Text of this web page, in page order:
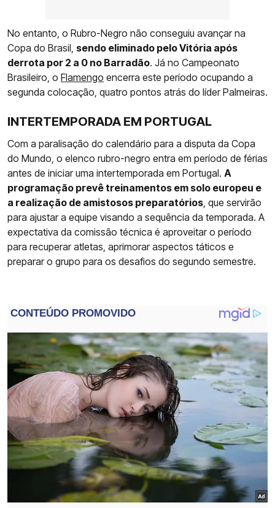
No entanto, o Rubro-Negro não conseguiu avançar na
Copa do Brasil, sendo eliminado pelo Vitória após
derrota por 2 a 0 no Barradão. Já no Campeonato
Brasileiro, o Flamengo encerra este período ocupando a
segunda colocação, quatro pontos atrás do líder Palmeiras.
INTERTEMPORADA EM PORTUGAL
Com a paralisação do calendário para a disputa da Copa
do Mundo, o elenco rubro-negro entra em período de férias
antes de iniciar uma intertemporada em Portugal. A
programação prevê treinamentos em solo europeu e
a realização de amistosos preparatórios , que servirão
para ajustar a equipe visando a sequência da temporada. A
expectativa da comissão técnica é aproveitar o período
para recuperar atletas, aprimorar aspectos táticos e
preparar o grupo para os desafios do segundo semestre.